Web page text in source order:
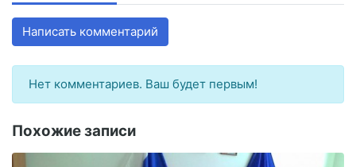
Написать комментарий
Нет комментариев. Ваш будет первым!
Похожие записи